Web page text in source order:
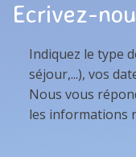
Ecrivez-
Indiquez le type
séjour,...), vos
Nous vous
les informations